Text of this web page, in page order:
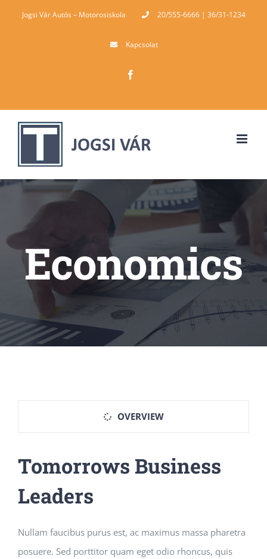
Jogsi Vár Autós – Motorosiskola 20/555-6666 | 36/31-1234
Kapcsolat
Economics
OVERVIEW
Tomorrows Business
Leaders
Nullam faucibus purus est, ac maximus massa pharetra
posuere. Sed porttitor quam eget odio rhoncus, quis